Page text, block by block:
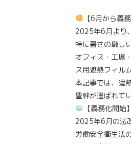
【6月から義
2025年6月より
特に暑さの厳し
オフィス・工場
ス用遮熱フィル
本記事では、遮
豊絆が選ばれて
【義務化開
2025年6月の法
労働安全衛生法